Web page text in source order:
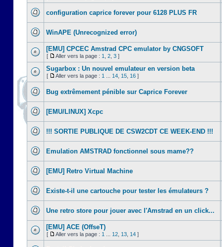
configuration caprice forever pour 6128 PLUS FR
WinAPE (Unrecognized error)
[EMU] CPCEC Amstrad CPC emulator by CNGSOFT
[ Aller vers la page : 1 2 3 ]
Sugarbox : Un nouvel emulateur en version beta
[ Aller vers la page : 1 14 15 16 ]
Bug extrêmement pénible sur Caprice Forever
[EMU/LINUX] Xcpc
!!! SORTIE PUBLIQUE DE CSW2CDT CE WEEK-END !!!
Emulation AMSTRAD fonctionnel sous mame??
[EMU] Retro Virtual Machine
Existe-t-il une cartouche pour tester les émulateurs ?
Une retro store pour jouer avec l'Amstrad en un click...
[EMU] ACE (OffseT)
[ Aller vers la page : 1 12 13 14 ]